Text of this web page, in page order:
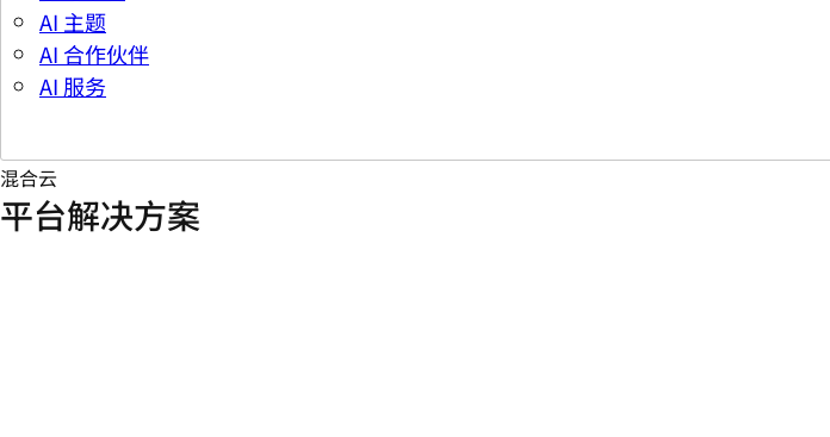
AI 主题
AI 合作伙伴
AI 服务
混合云
平台解决方案